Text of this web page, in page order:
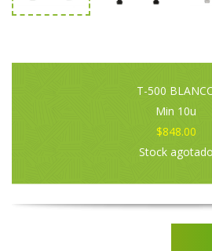
T-500
Min 10u
$848.00
Stock agotado